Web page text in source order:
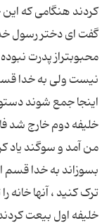
کردند هنگامی که
گفت ای دختر رسول
محبوبتراز پدرت
نیست ولی به خدا قسم
اینجا جمع شوند
خلیفه دوم خارج شد
من آمد و سوگند یاد
بسوزاند به خدا
ترک کنید ، آنها خانه